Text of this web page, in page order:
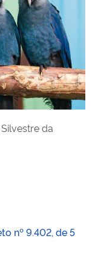
da
nº 9.402, de 5